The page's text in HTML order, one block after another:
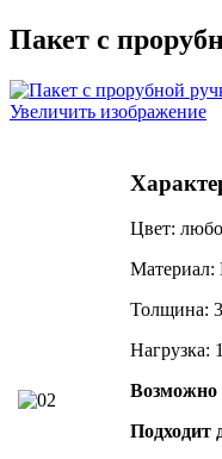
Пакет с
Увеличить изображение
Цвет:
Материал:
Толщина:
Нагрузка:
Возможно
Подходит